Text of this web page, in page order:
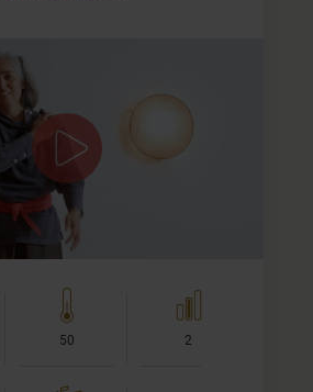
Qi-Gong-Praxis für mehr
& Durchblutung
Qi-Gong-Sequenz lade ich Dich ein,
sanft in Schwung zu bringen und neue
Energie im Körper zu…
50 2